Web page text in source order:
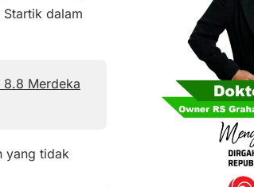
dalam
8.8 Merdeka
yang tidak